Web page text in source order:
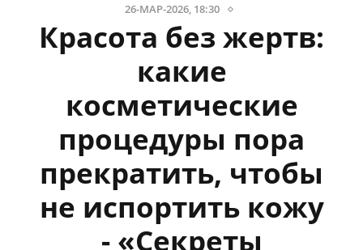
26-МАР-2026, 18:30
Красота без жертв:
какие
косметические
процедуры пора
прекратить, чтобы
не испортить кожу
- «Секреты